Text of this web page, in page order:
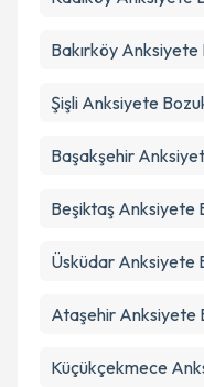
Bakırköy Anksiyete
Şişli Anksiyete
Başakşehir
Beşiktaş Anksiyete
Üsküdar Anksiyete
Ataşehir Anksiyete
Küçükçekmece